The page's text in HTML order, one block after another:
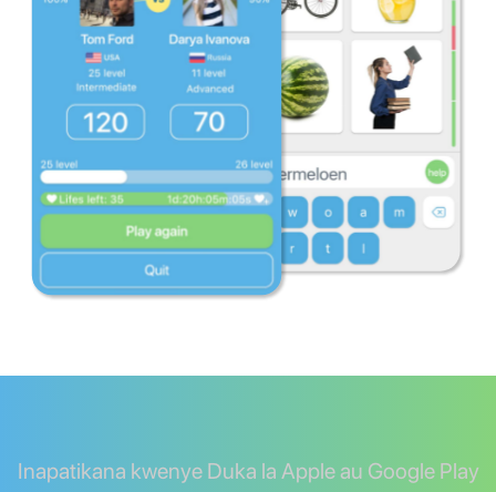
Inapatikana kwenye Duka la Apple au Google Play